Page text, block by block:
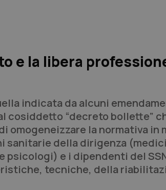
e la libera
indicata da alcuni
cosiddetto “decreto bollette”
omogeneizzare la normativa in
sanitarie della dirigenza
e i dipendenti del
tecniche, della